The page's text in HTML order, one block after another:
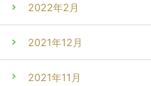
2022年2月
2021年12月
2021年11月